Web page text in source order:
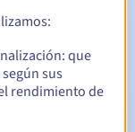
la suspensión
que
sus
rendimiento de